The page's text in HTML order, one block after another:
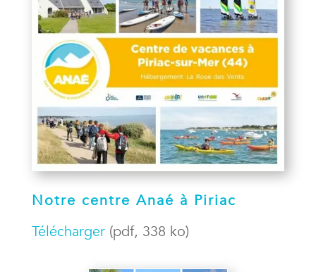
Notre centre Anaé à Piriac
Télécharger(pdf, 338 ko)